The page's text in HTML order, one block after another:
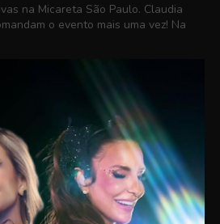
na Micareta São Paulo. Claudia
o evento mais uma vez! Na